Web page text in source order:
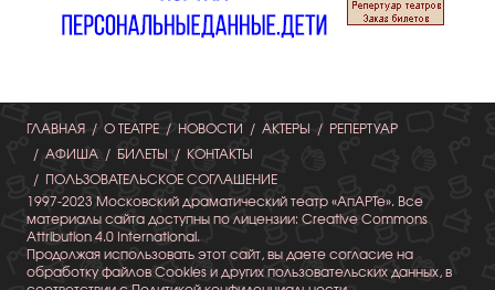
ГЛАВНАЯ О ТЕАТРЕ НОВОСТИ АКТЕРЫ
РЕПЕРТУАР
АФИША
БИЛЕТЫ
КОНТАКТЫ
ПОЛЬЗОВАТЕЛЬСКОЕ СОГЛАШЕНИЕ
1997-2023 Московский драматический театр «АпАРТе». Все
материалы сайта доступны по лицензии: Creative Commons
Attribution 4.0 International.
Продолжая использовать этот сайт, вы даете согласие на
обработку файлов Cookies и других пользовательских данных, в